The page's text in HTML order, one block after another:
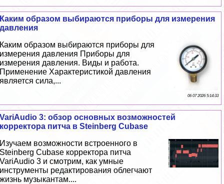
Каким образом выбираются приборы для измерения
давления
Каким образом выбираются приборы для
измерения давления Приборы для
измерения давления. Виды и работа.
Применение Хаpaктеристикой давления
является сила,...
06 07 2026 5:14:33
VariAudio 3: обзор основных возможностей
корректора питча в Steinberg Cubase
Изучаем возможности встроенного в
Steinberg Cubase корректора питча
VariAudio 3 и смотрим, как умные
инструменты редактирования облегчают
жизнь музыкантам....